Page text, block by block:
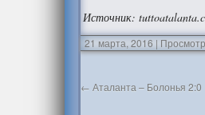
Источник:
21 марта, 2016 |
← Аталанта – Болонья 2:0